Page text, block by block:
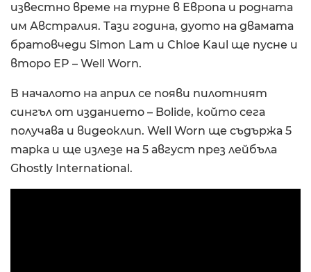
известно време на турне в Европа и родната
им Австралия. Тази година, дуото на двамата
братовчеди Simon Lam и Chloe Kaul ще пусне и
второ EP – Well Worn.
В началото на април се появи пилотният
сингъл от изданието – Bolide, който сега
получава и видеоклип. Well Worn ще съдържа 5
тарка и ще излезе на 5 август през лейбъла
Ghostly International.